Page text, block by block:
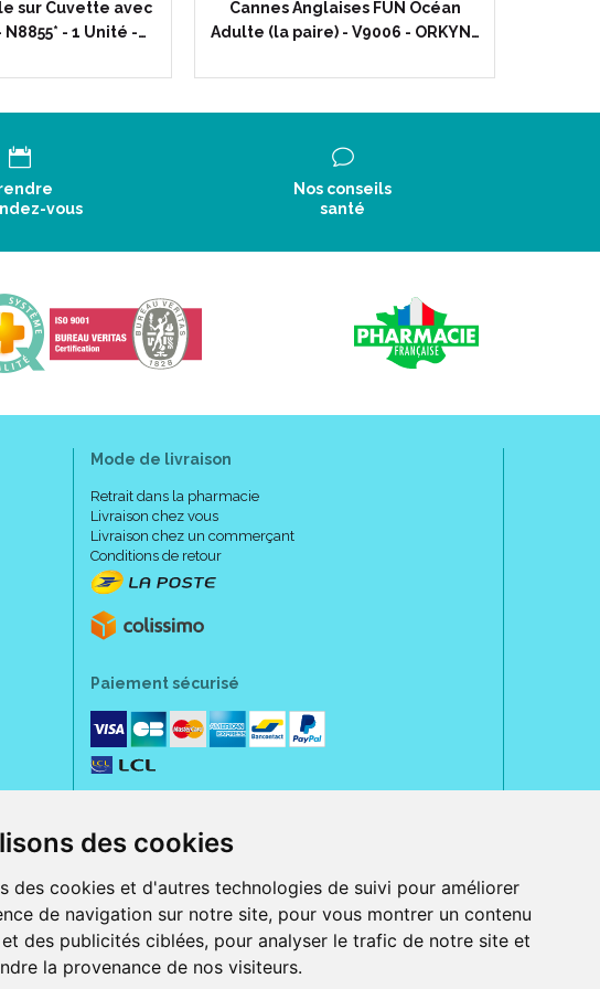
des cookies
des cookies et d'autres technologies de suivi pour améliorer
de navigation sur notre site, pour vous montrer un contenu
des publicités ciblées, pour analyser le trafic de notre site et
la provenance de nos visiteurs.
100% polyester.
/ 3401079717351/3664604036352
sur Cuvette avec
- 1 Unité -…
Cannes Anglaises FUN Océan
Adulte (la paire) - V9006 - ORKYN…
vous
Nos conseils
santé
Mode de livraison
Retrait dans la pharmacie
Livraison chez vous
Livraison chez un commerçant
Conditions de retour
Paiement sécurisé
du centre, 32 rue Jeanne d' Harcourt, 80300 Albert.
en médicaments sans ordonnance.